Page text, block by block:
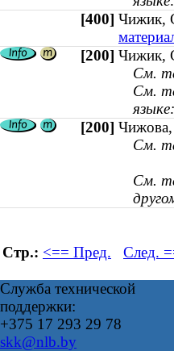
[400] Чижик,
[200] Чижик,
См.
См.
языке:
[200] Чижова,
См.
См.
Стр.: <== Пред. След.
Служба технической
поддержки:
+375 17 293 29 78
skk@nlb.by